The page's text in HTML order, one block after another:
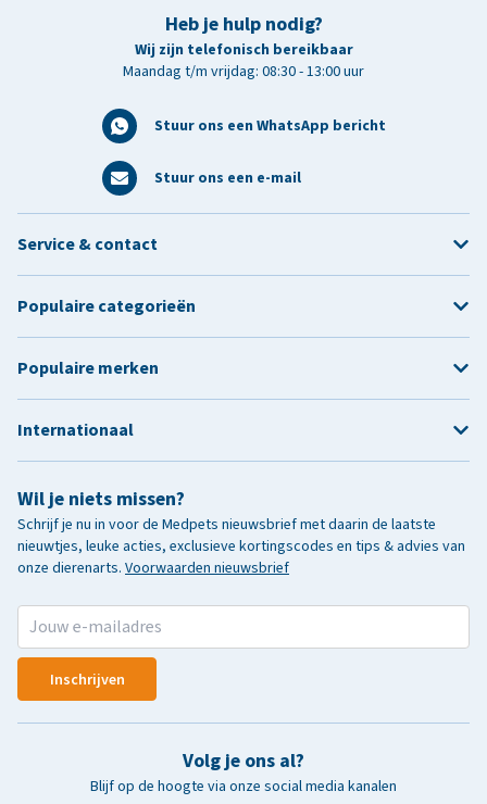
Heb je hulp nodig?
Wij zijn telefonisch bereikbaar
Maandag t/m vrijdag: 08:30 - 13:00 uur
Stuur ons een WhatsApp bericht
Stuur ons een e-mail
Wil je niets missen?
Schrijf je nu in voor de Medpets nieuwsbrief met daarin de laatste
nieuwtjes, leuke acties, exclusieve kortingscodes en tips & advies van
onze dierenarts. Voorwaarden nieuwsbrief
Inschrijven
Volg je ons al?
Blijf op de hoogte via onze social media kanalen
Service & contact
Populaire categorieën
Populaire merken
Internationaal